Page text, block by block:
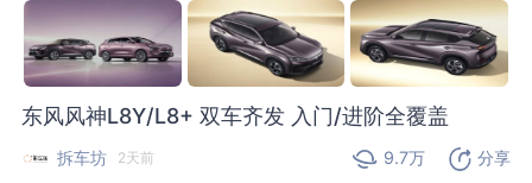
东风风神L8Y/L8+ 双车齐发 入门/进阶全覆盖
拆车坊 2天前 9.7万 分享